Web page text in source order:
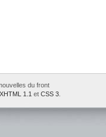
du front
XHTML 1.1 et CSS 3